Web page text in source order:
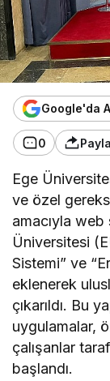
Google'da
0
Ege
ve özel
amacıyla
Üniversitesi
Sistemi” ve
eklenerek
çıkarıldı. Bu
uygulamalar,
çalışanlar
başlandı.